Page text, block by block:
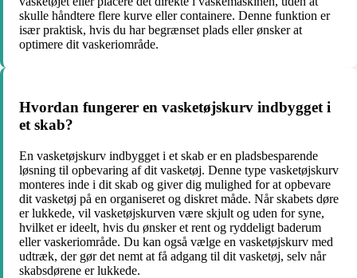
skulle håndtere flere kurve eller containere. Denne funktion er
især praktisk, hvis du har begrænset plads eller ønsker at
optimere dit vaskeriområde.
Hvordan fungerer en vasketøjskurv indbygget i
et skab?
En vasketøjskurv indbygget i et skab er en pladsbesparende
løsning til opbevaring af dit vasketøj. Denne type vasketøjskurv
monteres inde i dit skab og giver dig mulighed for at opbevare
dit vasketøj på en organiseret og diskret måde. Når skabets døre
er lukkede, vil vasketøjskurven være skjult og uden for syne,
hvilket er ideelt, hvis du ønsker et rent og ryddeligt baderum
eller vaskeriområde. Du kan også vælge en vasketøjskurv med
udtræk, der gør det nemt at få adgang til dit vasketøj, selv når
skabsdørene er lukkede.